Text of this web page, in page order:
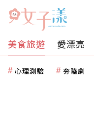
美食旅遊 愛漂亮
心理測驗 夯陸劇